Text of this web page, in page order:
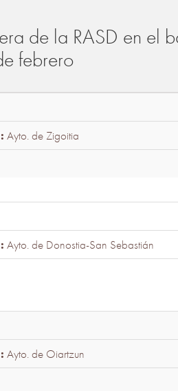
de la RASD en el
febrero
Ayto. de Zigoitia
Ayto. de Donostia-San Sebastián
Ayto. de Oiartzun